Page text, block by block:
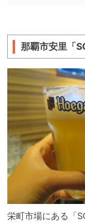
那覇市安里「
栄町市場にある「